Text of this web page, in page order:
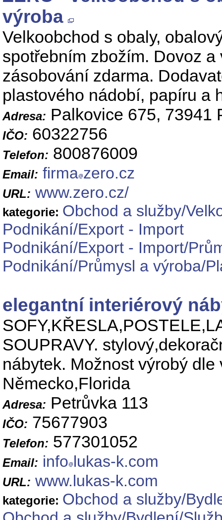
výroba
Velkoobchod s obaly,
spotřebním zbožím. Dovoz
zásobování zdarma.
plastového nádobí, papíru a
Adresa: Palkovice 675, 73941
IČO: 60322756
Telefon: 800876009
Email: firma zero.cz
URL: www.zero.cz/
kategorie: Obchod a služby/
Podnikání/Export - Import
Podnikání/Export - Import/
Podnikání/Průmysl a výroba/
elegantní interiérový
SOUPRAVY.
nábytek. Možnost výrobý
Německo,Florida
Adresa: Petrůvka 113
IČO: 75677903
Telefon: 577301052
Email: info lukas-k.com
URL: www.lukas-k.com
kategorie: Obchod a služby/